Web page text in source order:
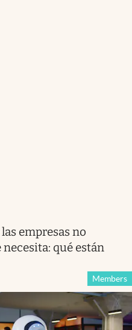
empresas no
qué están
Members